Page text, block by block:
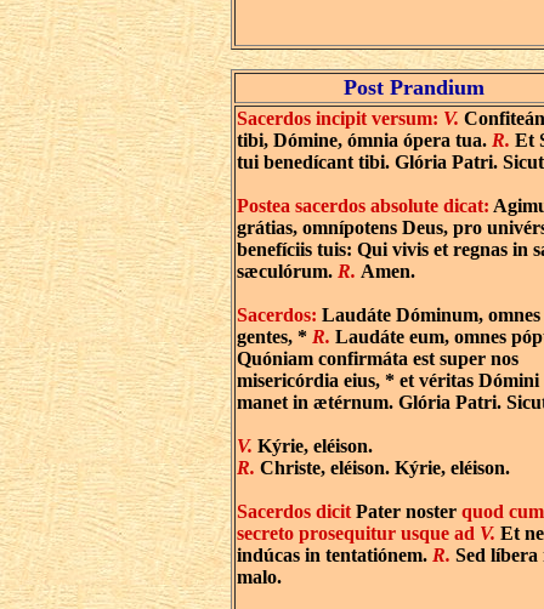
Post Prandium
Sacerdos incipit versum: V.
tibi, Dómine, ómnia ópera tua. R. Et
tui benedícant tibi. Glória Patri.
Postea sacerdos absolute dicat:
grátias, omnípotens Deus, pro
benefíciis tuis: Qui vivis et regnas in
sæculórum. R. Amen.
Sacerdos: Laudáte Dóminum, omnes
gentes, * R. Laudáte eum, omnes
Quóniam confirmáta est super nos
misericórdia eius, * et véritas Dómini
manet in ætérnum. Glória Patri.
V. Kýrie, eléison.
R. Christe, eléison. Kýrie, eléison.
Sacerdos dicit Pater noster quod
secreto prosequitur usque ad V. Et
indúcas in tentatiónem. R. Sed líbera
malo.